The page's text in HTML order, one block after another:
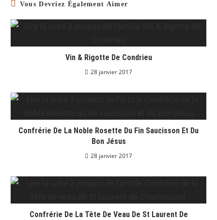
Vous Devriez Également Aimer
Vin & Rigotte De Condrieu
28 janvier 2017
Confrérie De La Noble Rosette Du Fin Saucisson Et Du
Bon Jésus
28 janvier 2017
Confrérie De La Tête De Veau De St Laurent De